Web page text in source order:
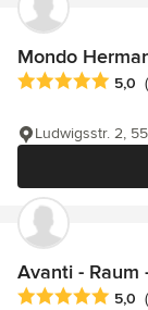
Mondo
5,0
Ludwigsstr. 2,
Avanti - Raum
5,0